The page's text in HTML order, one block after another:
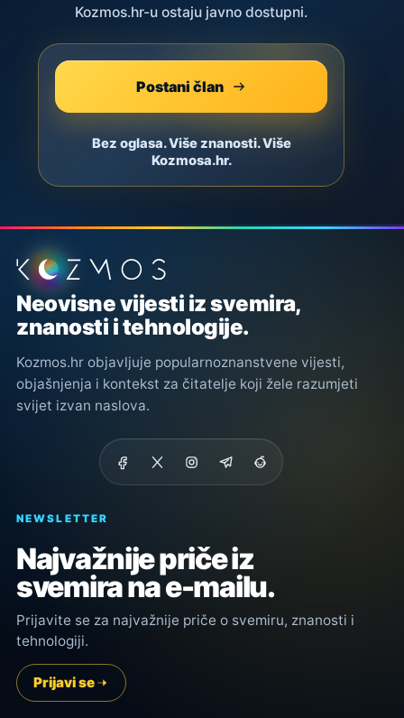
Kozmos.hr-u ostaju javno dostupni.
Postani član
Bez oglasa. Više znanosti. Više
Kozmosa.hr.
Podnožje stranice
Neovisne vijesti iz svemira,
znanosti i tehnologije.
Kozmos.hr objavljuje popularnoznanstvene vijesti,
objašnjenja i kontekst za čitatelje koji žele razumjeti
svijet izvan naslova.
NEWSLETTER
Najvažnije priče iz
svemira na e-mailu.
Prijavite se za najvažnije priče o svemiru, znanosti i
tehnologiji.
Prijavi se